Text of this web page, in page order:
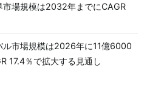
場規模は2032年までにCAGR
ル市場規模は2026年に11億6000
17.4％で拡大する見通し